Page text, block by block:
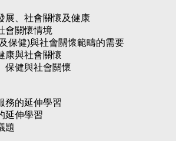
展、社會關懷及健康
會關懷情境
保健)與社會關懷範疇的需要
康與社會關懷
保健與社會關懷
務的延伸學習
延伸學習
題